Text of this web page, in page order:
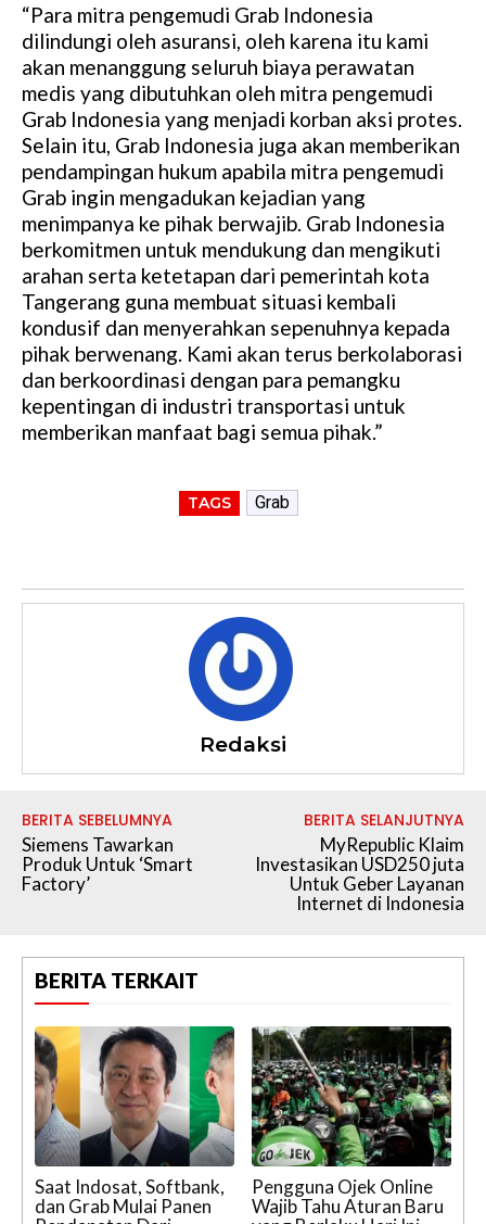
“Para mitra pengemudi Grab Indonesia
dilindungi oleh asuransi, oleh karena itu kami
akan menanggung seluruh biaya perawatan
medis yang dibutuhkan oleh mitra pengemudi
Grab Indonesia yang menjadi korban aksi protes.
Selain itu, Grab Indonesia juga akan memberikan
pendampingan hukum apabila mitra pengemudi
Grab ingin mengadukan kejadian yang
menimpanya ke pihak berwajib. Grab Indonesia
berkomitmen untuk mendukung dan mengikuti
arahan serta ketetapan dari pemerintah kota
Tangerang guna membuat situasi kembali
kondusif dan menyerahkan sepenuhnya kepada
pihak berwenang. Kami akan terus berkolaborasi
dan berkoordinasi dengan para pemangku
kepentingan di industri transportasi untuk
memberikan manfaat bagi semua pihak.”
TAGS Grab
Redaksi
BERITA SEBELUMNYA
Siemens Tawarkan
Produk Untuk ‘Smart
Factory’
BERITA SELANJUTNYA
MyRepublic Klaim
Investasikan USD250 juta
Untuk Geber Layanan
Internet di Indonesia
BERITA TERKAIT
Saat Indosat, Softbank,
dan Grab Mulai Panen
Pengguna Ojek Online
Wajib Tahu Aturan Baru